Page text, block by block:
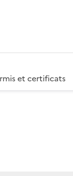
et certificats